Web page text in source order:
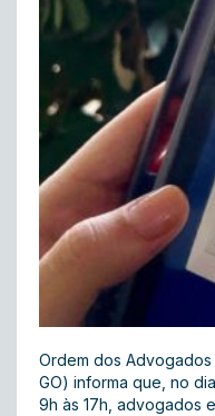
Ordem dos Advogados
GO) informa que, no
9h às 17h, advogados